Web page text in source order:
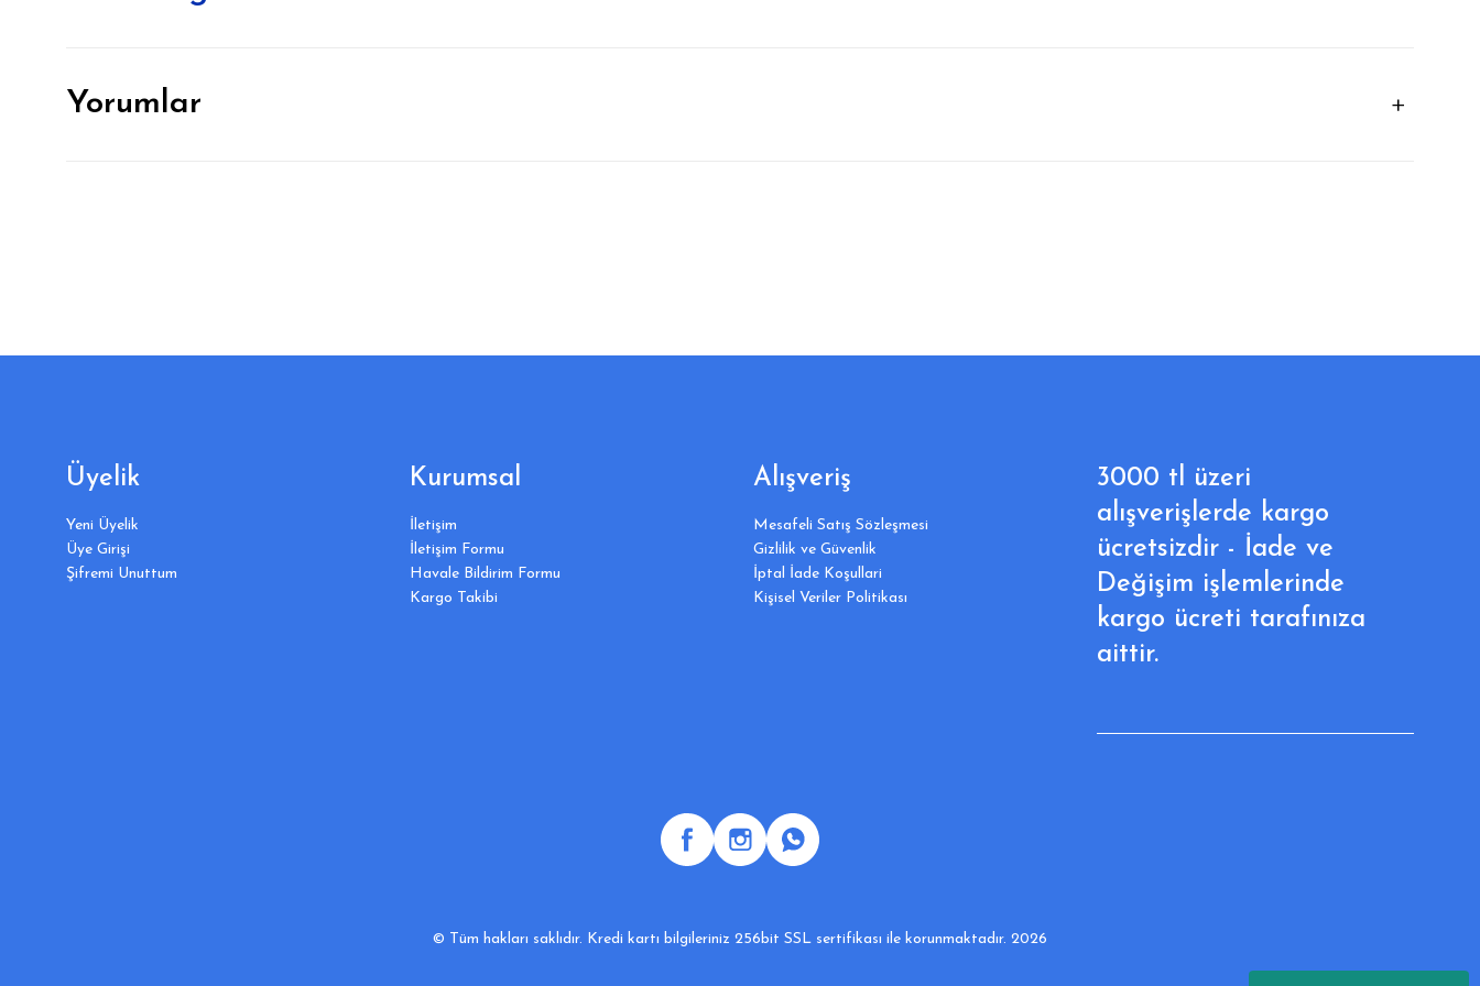
Yorumlar
Üyelik
Yeni Üyelik
Üye Girişi
Şifremi Unuttum
Kurumsal
İletişim
İletişim Formu
Havale Bildirim Formu
Kargo Takibi
Alışveriş
Mesafeli Satış Sözleşmesi
Gizlilik ve Güvenlik
İptal İade Koşullari
Kişisel Veriler Politikası
3000 tl üzeri
alışverişlerde kargo
ücretsizdir - İade ve
Değişim işlemlerinde
kargo ücreti tarafınıza
aittir.
© Tüm hakları saklıdır. Kredi kartı bilgileriniz 256bit SSL sertifikası ile korunmaktadır. 2026